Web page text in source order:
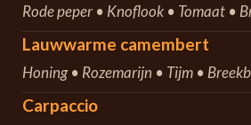
Rode peper • Knoflook • Tomaat •
Lauwwarme camembert
Honing • Rozemarijn • Tijm •
Carpaccio